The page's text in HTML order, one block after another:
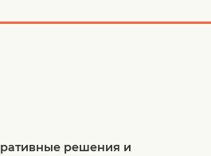
решения и